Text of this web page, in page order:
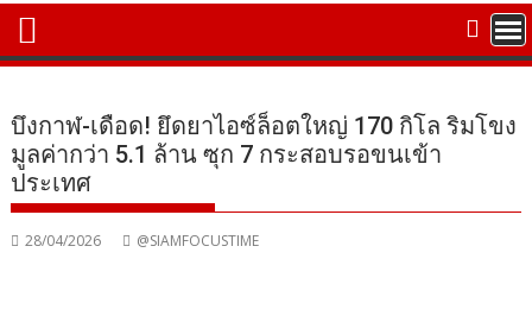
บึงกาฬ-เดือด! ยึดยาไอซ์ล็อตใหญ่ 170 กิโล ริมโขง
มูลค่ากว่า 5.1 ล้าน ซุก 7 กระสอบรอขนเข้า
ประเทศ
28/04/2026 @SIAMFOCUSTIME